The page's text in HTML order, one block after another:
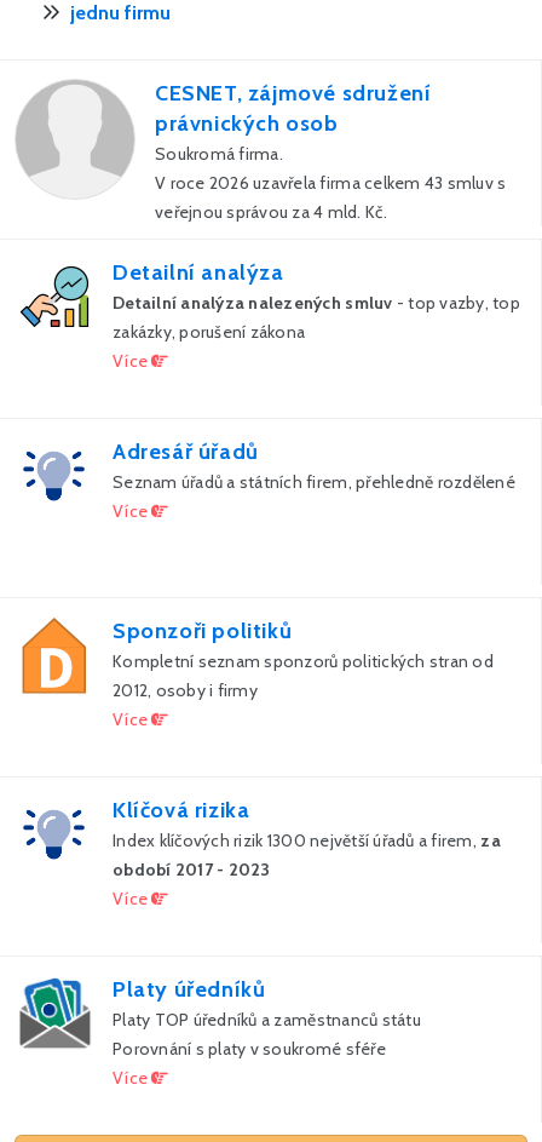
jednu firmu
CESNET, zájmové sdružení
právnických osob
Soukromá firma.
V roce 2026 uzavřela firma celkem 43 smluv s
veřejnou správou za 4 mld. Kč.
Detailní analýza
Detailní analýza nalezených smluv - top vazby, top
zakázky, porušení zákona
Více
Adresář úřadů
Seznam úřadů a státních firem, přehledně rozdělené
Více
Sponzoři politiků
Kompletní seznam sponzorů politických stran od
2012, osoby i firmy
Více
Klíčová rizika
Index klíčových rizik 1300 největší úřadů a firem, za
období 2017 - 2023
Více
Platy úředníků
Platy TOP úředníků a zaměstnanců státu
Porovnání s platy v soukromé sféře
Více